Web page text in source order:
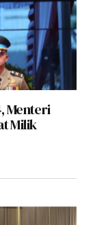
Menteri
Milik